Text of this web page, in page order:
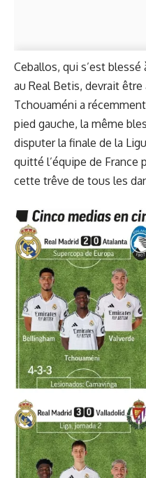
Ceballos, qui s’est
au Real Betis, devrait
Tchouaméni a
pied gauche, la même
disputer la finale de la
quitté l’équipe de France
cette trêve de tous les